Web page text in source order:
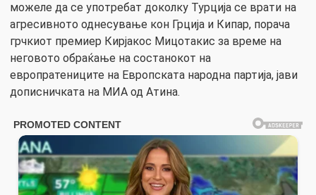
можеле да се употребат доколку Турција се врати на
агресивното однесување кон Грција и Кипар, порача
грчкиот премиер Кирјакос Мицотакис за време на
неговото обраќање на состанокот на
европратениците на Европската народна партија, јави
дописничката на МИА од Атина.